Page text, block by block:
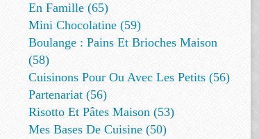
En Famille (65)
Mini Chocolatine (59)
Boulange : Pains Et Brioches Maison
(58)
Cuisinons Pour Ou Avec Les Petits (56)
Partenariat (56)
Risotto Et Pâtes Maison (53)
Mes Bases De Cuisine (50)